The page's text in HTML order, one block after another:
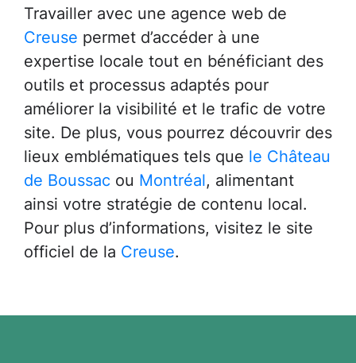
Travailler avec une agence web de
Creuse permet d’accéder à une
expertise locale tout en bénéficiant des
outils et processus adaptés pour
améliorer la visibilité et le trafic de votre
site. De plus, vous pourrez découvrir des
lieux emblématiques tels que le Château
de Boussac ou Montréal, alimentant
ainsi votre stratégie de contenu local.
Pour plus d’informations, visitez le site
officiel de la Creuse.